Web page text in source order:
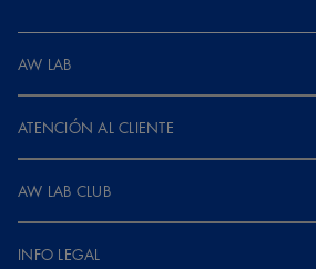
AW LAB
ATENCIÓN AL CLIENTE
AW LAB CLUB
INFO LEGAL